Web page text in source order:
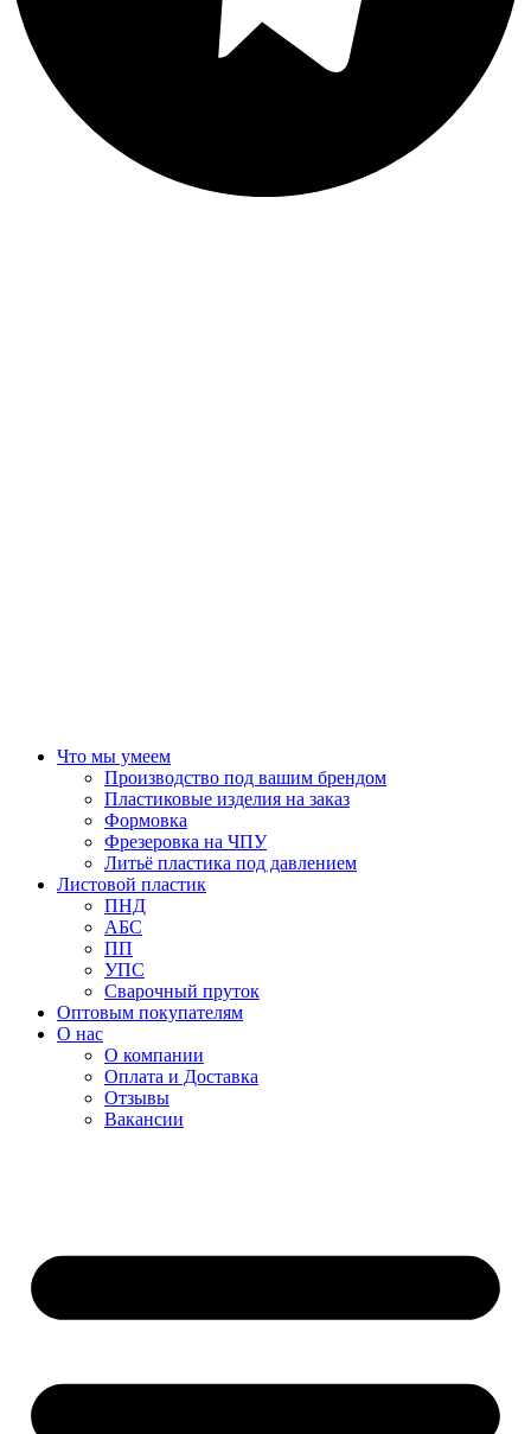
Что мы умеем
Производство под вашим брендом
Пластиковые изделия на заказ
Формовка
Фрезеровка на ЧПУ
Литьё пластика под давлением
Листовой пластик
ПНД
АБС
ПП
УПС
Сварочный пруток
Оптовым покупателям
О нас
О компании
Оплата и Доставка
Отзывы
Вакансии